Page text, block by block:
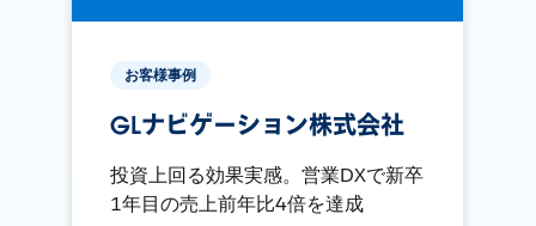
お客様事例
GLナビゲーション株式会社
投資上回る効果実感。営業DXで新卒
1年目の売上前年比4倍を達成